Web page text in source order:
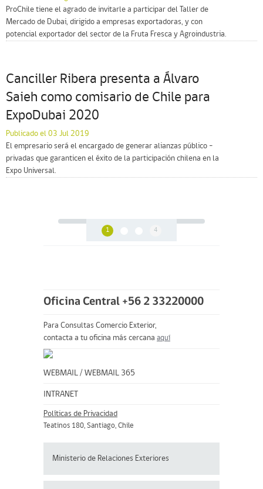
ProChile tiene el agrado de invitarle a participar del Taller de
Mercado de Dubai, dirigido a empresas exportadoras, y con
potencial exportador del sector de la Fruta Fresca y Agroindustria.
Canciller Ribera presenta a Álvaro
Saieh como comisario de Chile para
ExpoDubai 2020
Publicado el 03 Jul 2019
El empresario será el encargado de generar alianzas público –
privadas que garanticen el éxito de la participación chilena en la
Expo Universal.
1 4
Oficina Central +56 2 33220000
Para Consultas Comercio Exterior,
contacta a tu oficina más cercana aquí
WEBMAIL / WEBMAIL 365
INTRANET
Políticas de Privacidad
Teatinos 180, Santiago, Chile
Ministerio de Relaciones Exteriores